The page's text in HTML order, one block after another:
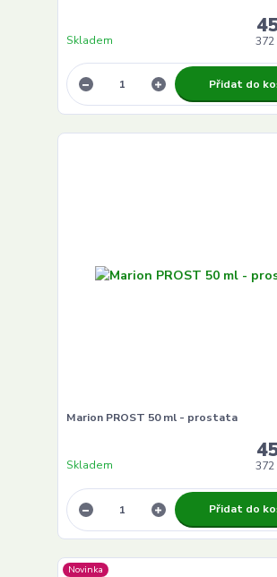
372
Skladem
Přidat do
Marion PROST 50 ml - prostata
372
Skladem
Přidat do
Novinka